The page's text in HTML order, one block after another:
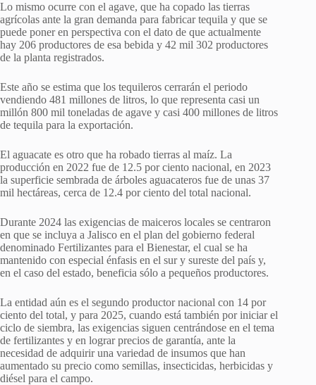
Lo mismo ocurre con el agave, que ha copado las tierras
agrícolas ante la gran demanda para fabricar tequila y que se
puede poner en perspectiva con el dato de que actualmente
hay 206 productores de esa bebida y 42 mil 302 productores
de la planta registrados.
Este año se estima que los tequileros cerrarán el periodo
vendiendo 481 millones de litros, lo que representa casi un
millón 800 mil toneladas de agave y casi 400 millones de litros
de tequila para la exportación.
El aguacate es otro que ha robado tierras al maíz. La
producción en 2022 fue de 12.5 por ciento nacional, en 2023
la superficie sembrada de árboles aguacateros fue de unas 37
mil hectáreas, cerca de 12.4 por ciento del total nacional.
Durante 2024 las exigencias de maiceros locales se centraron
en que se incluya a Jalisco en el plan del gobierno federal
denominado Fertilizantes para el Bienestar, el cual se ha
mantenido con especial énfasis en el sur y sureste del país y,
en el caso del estado, beneficia sólo a pequeños productores.
La entidad aún es el segundo productor nacional con 14 por
ciento del total, y para 2025, cuando está también por iniciar el
ciclo de siembra, las exigencias siguen centrándose en el tema
de fertilizantes y en lograr precios de garantía, ante la
necesidad de adquirir una variedad de insumos que han
aumentado su precio como semillas, insecticidas, herbicidas y
diésel para el campo.